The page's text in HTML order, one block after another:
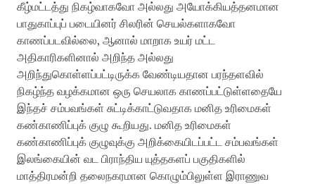
கீழ்மட்டத்து நிகழ்வாகவோ அல்லது அயோக்கியத்தனமான
பாதுகாப்புப் படையினர் சிலரின் செயல்களாகவோ
காணப்படவில்லை, ஆனால் மாறாக உயர் மட்ட
அதிகாரிகளினால் அறிந்த அல்லது
அறிந்துகொள்ளப்பட்டிருக்க வேண்டியதான பரந்தளவில்
நிகழ்ந்த வழக்கமான ஒரு செயலாக காணப்பட்டுள்ளதையே
இந்தச் சம்பவங்கள் சுட்டிக்காட்டுவதாக மனித உரிமைகள்
கண்காணிப்புக் குழு கூறியது. மனித உரிமைகள்
கண்காணிப்புக் குழுவுக்கு அறிக்கையிடப்பட்ட சம்பவங்கள்
இலங்கையின் வட பிராந்திய யுத்தகளப் பகுதிகளில்
மாத்திரமன்றி தலைநகரமான கொழும்பிலுள்ள இராணுவ